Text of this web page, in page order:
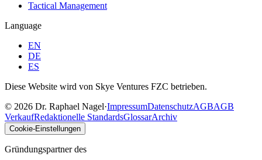
Tactical Management
Language
EN
DE
ES
Diese Website wird von Skye Ventures FZC betrieben.
© 2026 Dr. Raphael Nagel·ImpressumDatenschutzAGBAGB
VerkaufRedaktionelle StandardsGlossarArchiv
Cookie-Einstellungen
Gründungspartner des